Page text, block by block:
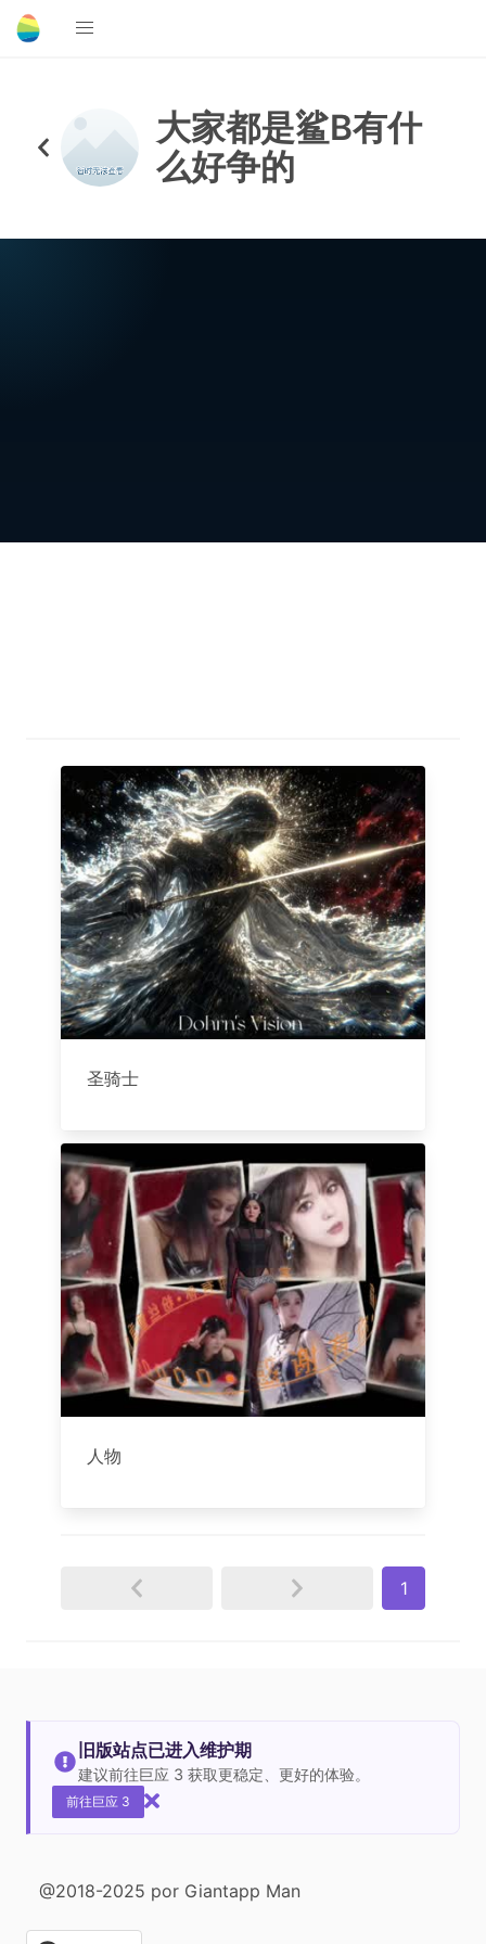
大家都是鲨B有什
么好争的
圣骑士
人物
1
旧版站点已进入维护期
建议前往巨应 3 获取更稳定、更好的体验。
前往巨应 3
@2018-2025 por Giantapp Man